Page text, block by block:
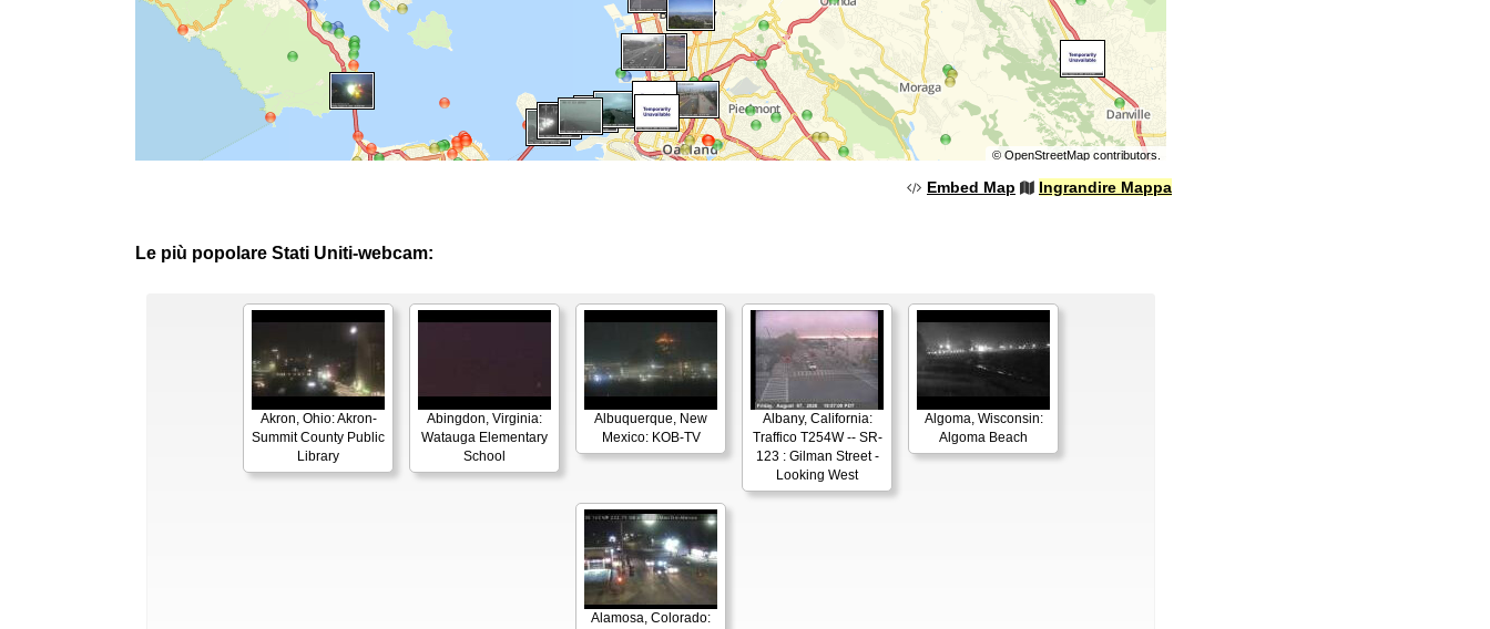
© OpenStreetMapcontributors.
Embed Map Ingrandire Mappa
Le più popolare Stati Uniti-webcam:
Akron, Ohio: Akron-
Summit County Public
Library
Abingdon, Virginia:
Watauga Elementary
School
Albuquerque, New
Mexico: KOB-TV
Albany, California:
Traffico T254W -- SR-
123 : Gilman Street -
Looking West
Algoma, Wisconsin:
Algoma Beach
Alamosa, Colorado: